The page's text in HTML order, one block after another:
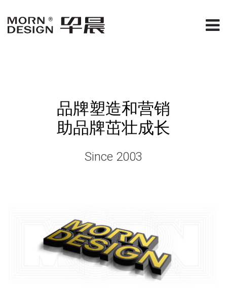
品牌塑造和营销
助品牌茁壮成长
Since 2003